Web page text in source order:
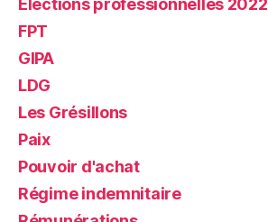
Élections professionnelles 2022
FPT
GIPA
LDG
Les Grésillons
Paix
Pouvoir d'achat
Régime indemnitaire